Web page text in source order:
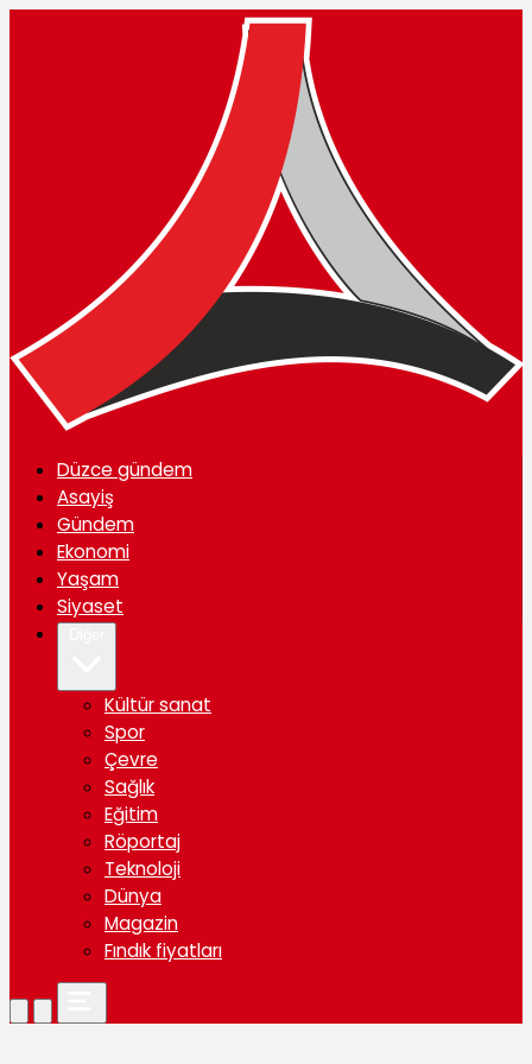
Düzce gündem
Asayiş
Gündem
Ekonomi
Yaşam
Siyaset
Kültür sanat
Spor
Çevre
Sağlık
Eğitim
Röportaj
Teknoloji
Dünya
Magazin
Fındık fiyatları